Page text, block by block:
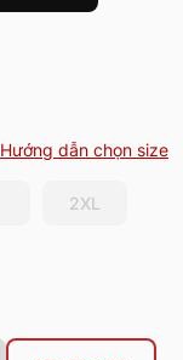
Hướng dẫn chọn size
2XL